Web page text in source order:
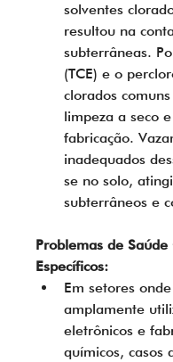
solventes
resultou na
subterrâneas.
(TCE) e o
clorados
limpeza a seco
fabricação.
inadequados
se no solo,
subterrâneos e
Problemas de
Específicos:
Em setores
amplamente
eletrônicos e
químicos, casos